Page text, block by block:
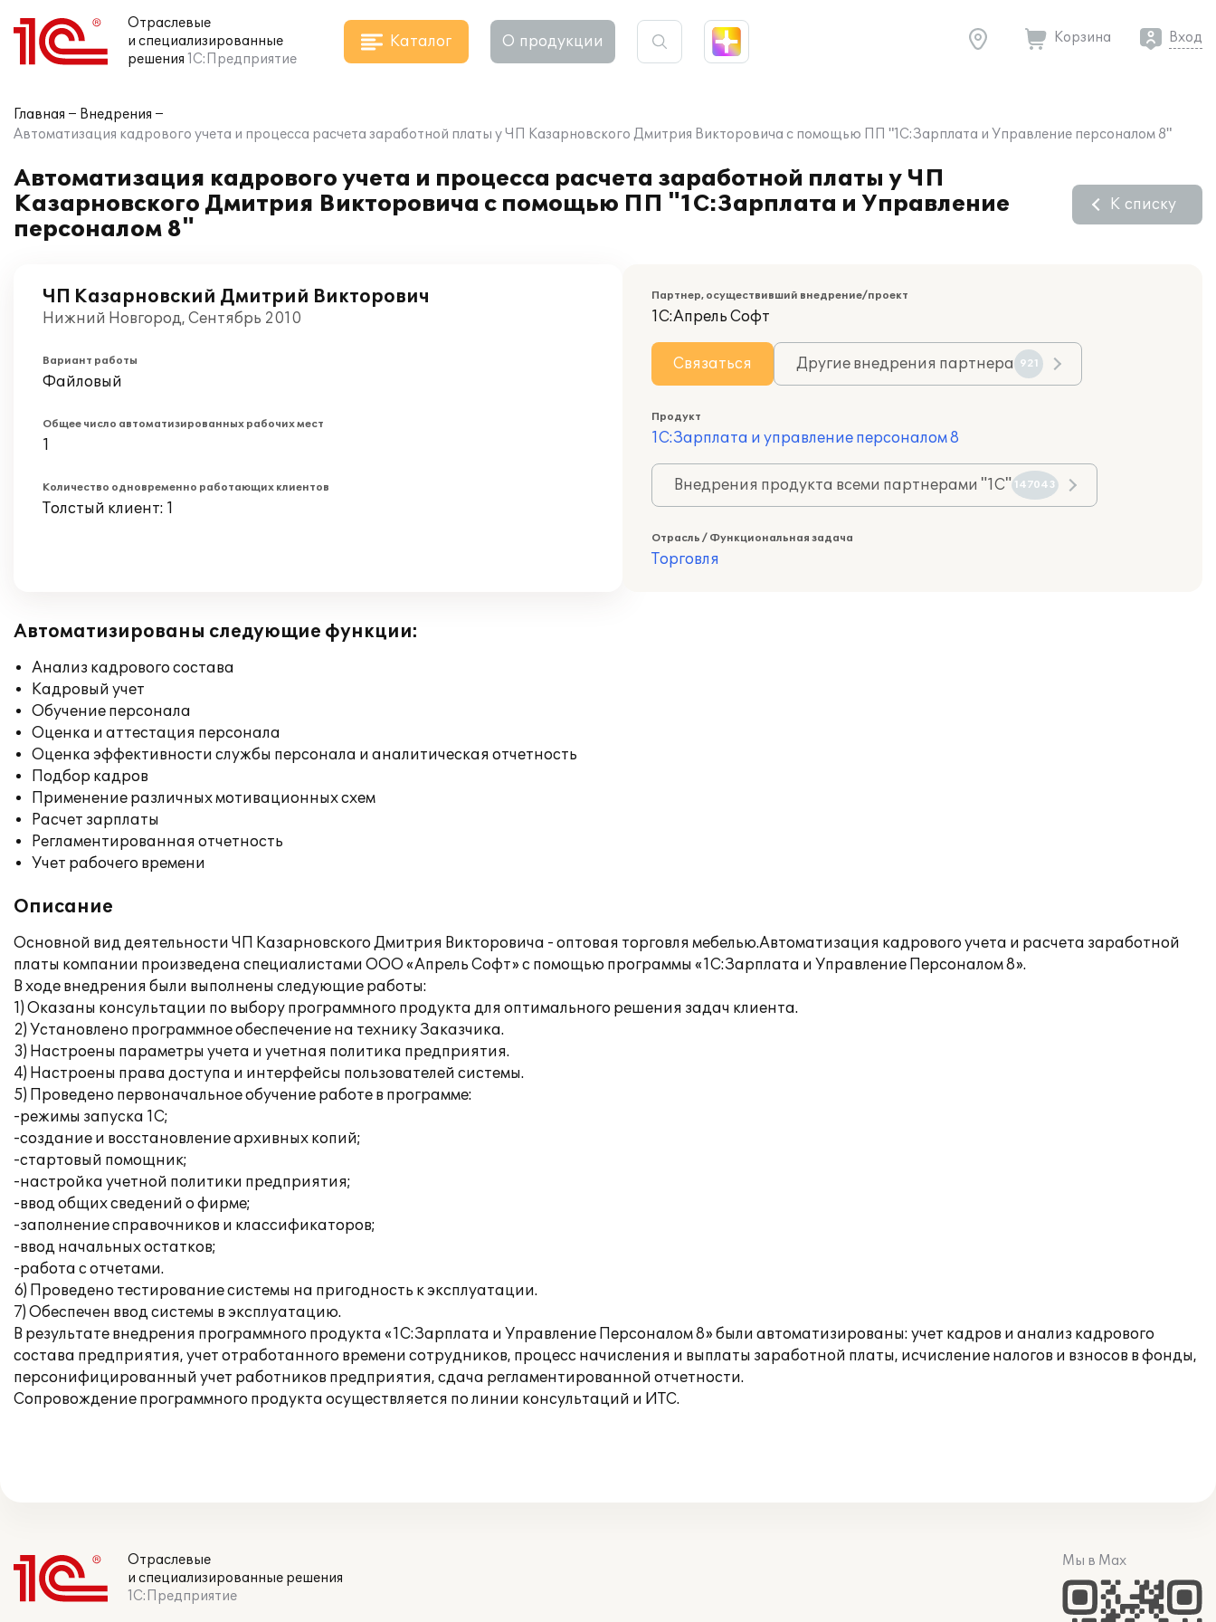
Отраслевые
и специализированные
решения 1С:Предприятие
Каталог О продукции Корзина Вход
Главная
Внедрения
Автоматизация кадрового учета и процесса расчета заработной платы у ЧП Казарновского Дмитрия Викторовича с помощью ПП "1С:Зарплата и Управление персоналом 8"
Автоматизация кадрового учета и процесса расчета заработной платы у ЧП
Казарновского Дмитрия Викторовича с помощью ПП "1С:Зарплата и Управление
персоналом 8"
К списку
ЧП Казарновский Дмитрий Викторович
Нижний Новгород, Сентябрь 2010
Вариант работы
Файловый
Общее число автоматизированных рабочих мест
1
Количество одновременно работающих клиентов
Толстый клиент: 1
Партнер, осуществивший внедрение/проект
1С:Апрель Софт
Связаться Другие внедрения партнера 921
Продукт
1С:Зарплата и управление персоналом 8
Внедрения продукта всеми партнерами "1С" 147043
Отрасль / Функциональная задача
Торговля
Автоматизированы следующие функции:
Анализ кадрового состава
Кадровый учет
Обучение персонала
Оценка и аттестация персонала
Оценка эффективности службы персонала и аналитическая отчетность
Подбор кадров
Применение различных мотивационных схем
Расчет зарплаты
Регламентированная отчетность
Учет рабочего времени
Описание
Основной вид деятельности ЧП Казарновского Дмитрия Викторовича - оптовая торговля мебелью.Автоматизация кадрового учета и расчета заработной
платы компании произведена специалистами ООО «Апрель Софт» с помощью программы «1С:Зарплата и Управление Персоналом 8».
В ходе внедрения были выполнены следующие работы:
1) Оказаны консультации по выбору программного продукта для оптимального решения задач клиента.
2) Установлено программное обеспечение на технику Заказчика.
3) Настроены параметры учета и учетная политика предприятия.
4) Настроены права доступа и интерфейсы пользователей системы.
5) Проведено первоначальное обучение работе в программе:
-режимы запуска 1С;
-создание и восстановление архивных копий;
-стартовый помощник;
-настройка учетной политики предприятия;
-ввод общих сведений о фирме;
-заполнение справочников и классификаторов;
-ввод начальных остатков;
-работа с отчетами.
6) Проведено тестирование системы на пригодность к эксплуатации.
7) Обеспечен ввод системы в эксплуатацию.
В результате внедрения программного продукта «1С:Зарплата и Управление Персоналом 8» были автоматизированы: учет кадров и анализ кадрового
состава предприятия, учет отработанного времени сотрудников, процесс начисления и выплаты заработной платы, исчисление налогов и взносов в фонды,
персонифицированный учет работников предприятия, сдача регламентированной отчетности.
Сопровождение программного продукта осуществляется по линии консультаций и ИТС.
Отраслевые
и специализированные решения
1С:Предприятие
Мы в Max